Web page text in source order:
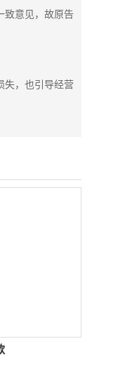
致意见，故原告
失，也引导经营